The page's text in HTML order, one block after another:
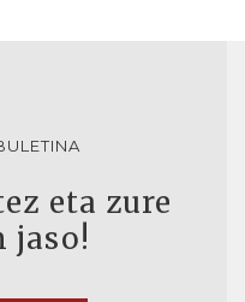
eta zure
jaso!